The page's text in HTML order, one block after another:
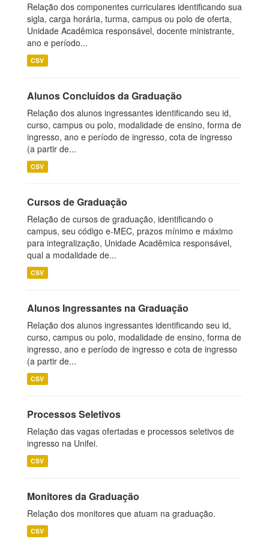
Relação dos componentes curriculares identificando sua
sigla, carga horária, turma, campus ou polo de oferta,
Unidade Acadêmica responsável, docente ministrante,
ano e período...
CSV
Alunos Concluídos da Graduação
Relação dos alunos ingressantes identificando seu id,
curso, campus ou polo, modalidade de ensino, forma de
ingresso, ano e período de ingresso, cota de ingresso
(a partir de...
CSV
Cursos de Graduação
Relação de cursos de graduação, identificando o
campus, seu código e-MEC, prazos mínimo e máximo
para integralização, Unidade Acadêmica responsável,
qual a modalidade de...
CSV
Alunos Ingressantes na Graduação
Relação dos alunos ingressantes identificando seu id,
curso, campus ou polo, modalidade de ensino, forma de
ingresso, ano e período de ingresso e cota de ingresso
(a partir de...
CSV
Processos Seletivos
Relação das vagas ofertadas e processos seletivos de
ingresso na Unifei.
CSV
Monitores da Graduação
Relação dos monitores que atuam na graduação.
CSV